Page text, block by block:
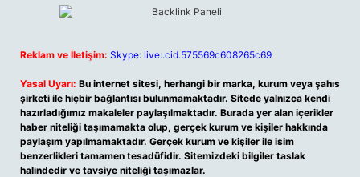
Reklam ve İletişim: Skype: live:.cid.575569c608265c69
Yasal Uyarı: Bu internet sitesi, herhangi bir marka, kurum veya şahıs
şirketi ile hiçbir bağlantısı bulunmamaktadır. Sitede yalnızca kendi
hazırladığımız makaleler paylaşılmaktadır. Burada yer alan içerikler
haber niteliği taşımamakta olup, gerçek kurum ve kişiler hakkında
paylaşım yapılmamaktadır. Gerçek kurum ve kişiler ile isim
benzerlikleri tamamen tesadüfidir. Sitemizdeki bilgiler taslak
halindedir ve tavsiye niteliği taşımazlar.